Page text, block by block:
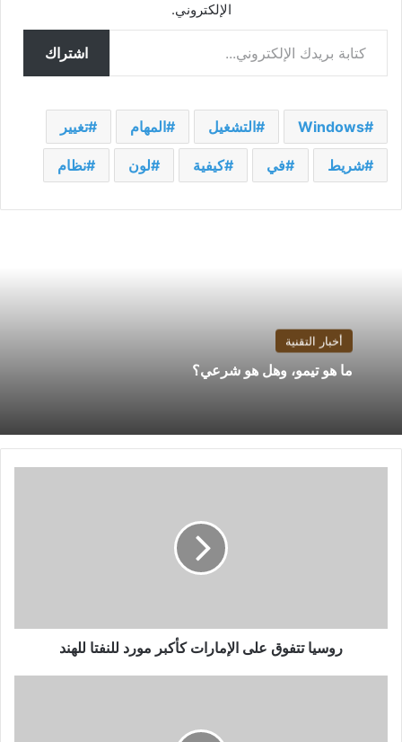
الإلكتروني.
كتابة بريدك الإلكتروني...
اشتراك
Windows التشغيل المهام تغيير
شريط في كيفية لون نظام
أخبار التقنية
ما هو تيمو، وهل هو شرعي؟
روسيا تتفوق على الإمارات كأكبر مورد للنفتا للهند